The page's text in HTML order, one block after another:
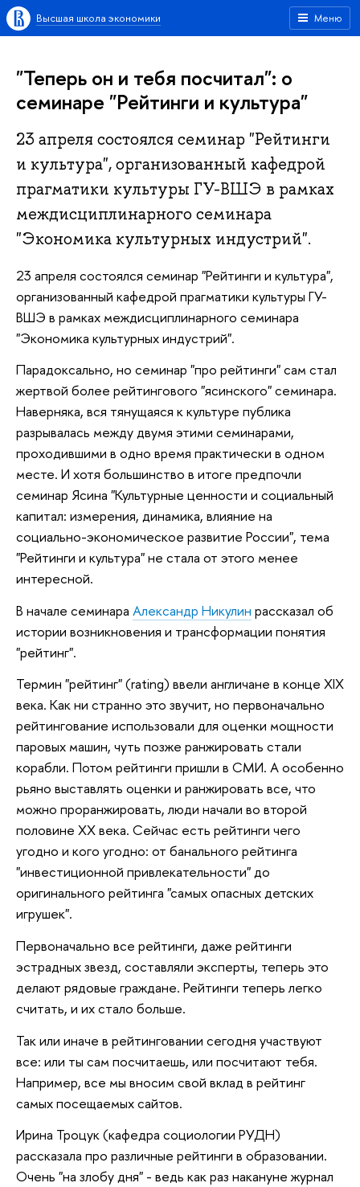
Меню
Высшая школа экономики
"Теперь он и тебя посчитал": о
семинаре "Рейтинги и культура"
23 апреля состоялся семинар "Рейтинги
и культура", организованный кафедрой
прагматики культуры ГУ-ВШЭ в рамках
междисциплинарного семинара
"Экономика культурных индустрий".
23 апреля состоялся семинар "Рейтинги и культура",
организованный кафедрой прагматики культуры ГУ-
ВШЭ в рамках междисциплинарного семинара
"Экономика культурных индустрий".
Парадоксально, но семинар "про рейтинги" сам стал
жертвой более рейтингового "ясинского" семинара.
Наверняка, вся тянущаяся к культуре публика
разрывалась между двумя этими семинарами,
проходившими в одно время практически в одном
месте. И хотя большинство в итоге предпочли
семинар Ясина "Культурные ценности и социальный
капитал: измерения, динамика, влияние на
социально-экономическое развитие России", тема
"Рейтинги и культура" не стала от этого менее
интересной.
В начале семинара Александр Никулин рассказал об
истории возникновения и трансформации понятия
"рейтинг".
Термин "рейтинг" (rating) ввели англичане в конце XIX
века. Как ни странно это звучит, но первоначально
рейтингование использовали для оценки мощности
паровых машин, чуть позже ранжировать стали
корабли. Потом рейтинги пришли в СМИ. А особенно
рьяно выставлять оценки и ранжировать все, что
можно проранжировать, люди начали во второй
половине ХХ века. Сейчас есть рейтинги чего
угодно и кого угодно: от банального рейтинга
"инвестиционной привлекательности" до
оригинального рейтинга "самых опасных детских
игрушек".
Первоначально все рейтинги, даже рейтинги
эстрадных звезд, составляли эксперты, теперь это
делают рядовые граждане. Рейтинги теперь легко
считать, и их стало больше.
Так или иначе в рейтинговании сегодня участвуют
все: или ты сам посчитаешь, или посчитают тебя.
Например, все мы вносим свой вклад в рейтинг
самых посещаемых сайтов.
Ирина Троцук (кафедра социологии РУДН)
рассказала про различные рейтинги в образовании.
Очень "на злобу дня" - ведь как раз накануне журнал